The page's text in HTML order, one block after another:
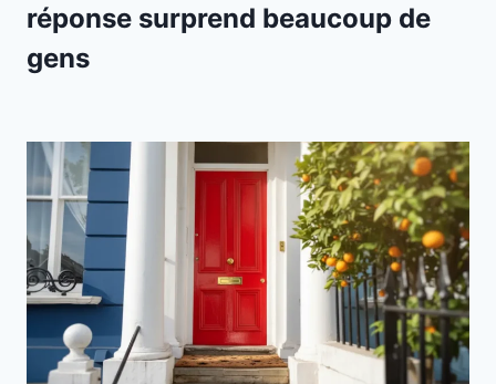
réponse surprend beaucoup de
gens